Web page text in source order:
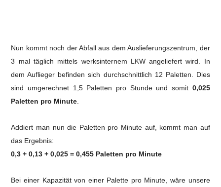
Nun kommt noch der Abfall aus dem Auslieferungszentrum, der
3 mal täglich mittels werksinternem LKW angeliefert wird. In
dem Auflieger befinden sich durchschnittlich 12 Paletten. Dies
sind umgerechnet 1,5 Paletten pro Stunde und somit 0,025
Paletten pro Minute
Addiert man nun die Paletten pro Minute auf, kommt man auf
das Ergebnis:
0,3 + 0,13 + 0,025 = 0,455 Paletten pro Minute
Bei einer Kapazität von einer Palette pro Minute, wäre unsere